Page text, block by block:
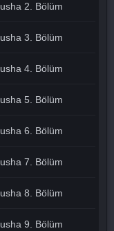
2. Bölüm
3. Bölüm
4. Bölüm
5. Bölüm
6. Bölüm
7. Bölüm
8. Bölüm
9. Bölüm